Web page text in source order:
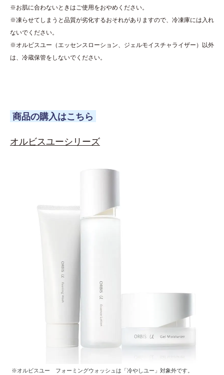
※お肌に合わないときはご使用をおやめください。
※凍らせてしまうと品質が劣化するおそれがありますので、冷凍庫には入れ
ないでください。
※オルビスユー（エッセンスローション、ジェルモイスチャライザー）以外
は、冷蔵保管をしないでください。
商品の購入はこちら
オルビスユーシリーズ
※オルビスユー フォーミングウォッシュは「冷やしユー」対象外です。